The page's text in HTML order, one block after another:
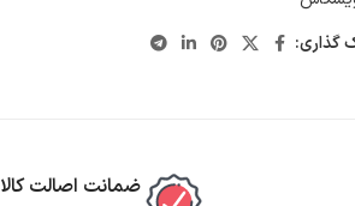
گذاری:
ضمانت اصالت کالا